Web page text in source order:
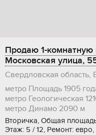
Продаю 1-комнатную
Московская улица,
Свердловская область,
метро Площадь 1905
метро Геологическая
метро Динамо 2090 м
Вторичка, Общая
Этаж: 5 / 12, Ремонт: